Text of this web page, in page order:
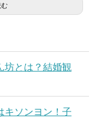
坊とは？結婚観
キソンヨン！子